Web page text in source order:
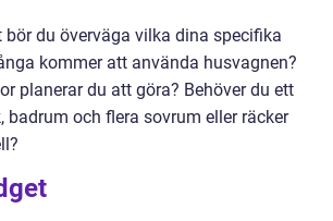
bör du överväga vilka dina specifika
kommer att använda husvagnen?
planerar du att göra? Behöver du ett
och flera sovrum eller räcker